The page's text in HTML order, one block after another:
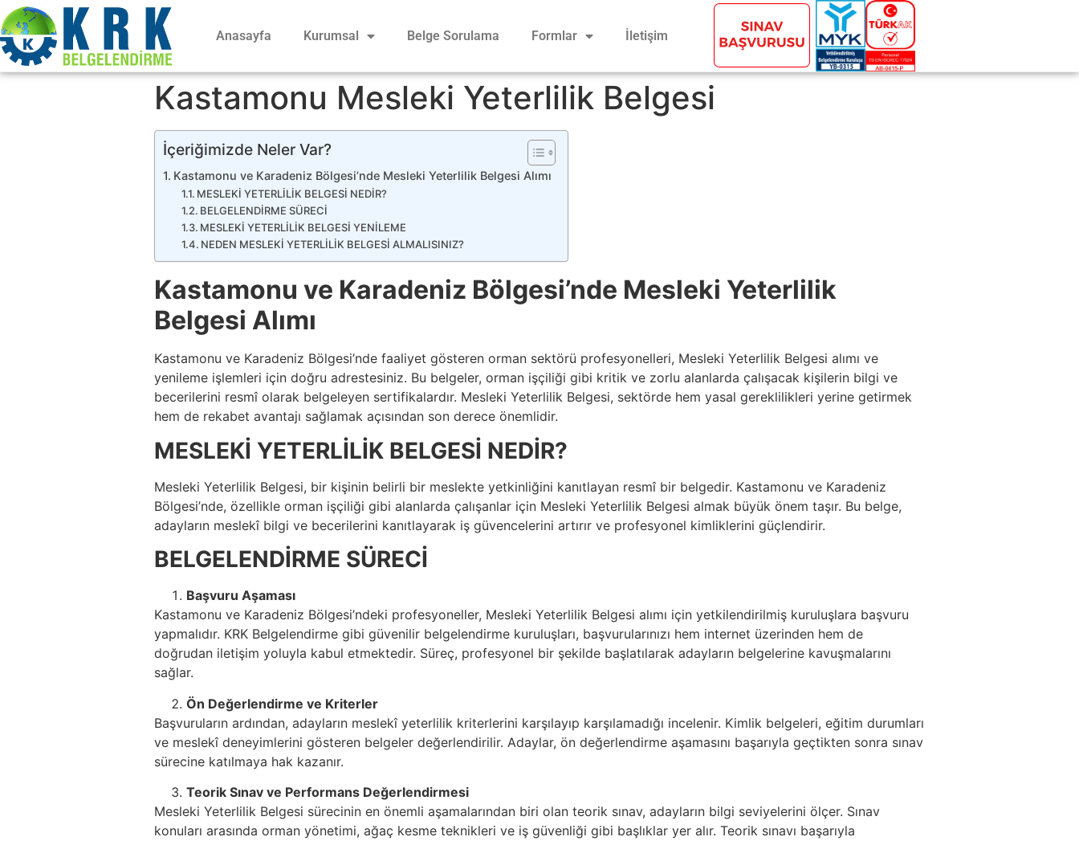
Anasayfa Kurumsal Belge Sorulama Formlar İletişim
Kastamonu Mesleki Yeterlilik Belgesi
İçeriğimizde Neler Var?
Kastamonu ve Karadeniz Bölgesi’nde Mesleki Yeterlilik Belgesi Alımı
MESLEKİ YETERLİLİK BELGESİ NEDİR?
BELGELENDİRME SÜRECİ
MESLEKİ YETERLİLİK BELGESİ YENİLEME
NEDEN MESLEKİ YETERLİLİK BELGESİ ALMALISINIZ?
Kastamonu ve Karadeniz Bölgesi’nde Mesleki Yeterlilik
Belgesi Alımı
Kastamonu ve Karadeniz Bölgesi’nde faaliyet gösteren orman sektörü profesyonelleri, Mesleki Yeterlilik Belgesi alımı ve
yenileme işlemleri için doğru adrestesiniz. Bu belgeler, orman işçiliği gibi kritik ve zorlu alanlarda çalışacak kişilerin bilgi ve
becerilerini resmî olarak belgeleyen sertifikalardır. Mesleki Yeterlilik Belgesi, sektörde hem yasal gereklilikleri yerine getirmek
hem de rekabet avantajı sağlamak açısından son derece önemlidir.
MESLEKİ YETERLİLİK BELGESİ NEDİR?
Mesleki Yeterlilik Belgesi, bir kişinin belirli bir meslekte yetkinliğini kanıtlayan resmî bir belgedir. Kastamonu ve Karadeniz
Bölgesi’nde, özellikle orman işçiliği gibi alanlarda çalışanlar için Mesleki Yeterlilik Belgesi almak büyük önem taşır. Bu belge,
adayların meslekî bilgi ve becerilerini kanıtlayarak iş güvencelerini artırır ve profesyonel kimliklerini güçlendirir.
BELGELENDİRME SÜRECİ
Başvuru Aşaması
Kastamonu ve Karadeniz Bölgesi’ndeki profesyoneller, Mesleki Yeterlilik Belgesi alımı için yetkilendirilmiş kuruluşlara başvuru
yapmalıdır. KRK Belgelendirme gibi güvenilir belgelendirme kuruluşları, başvurularınızı hem internet üzerinden hem de
doğrudan iletişim yoluyla kabul etmektedir. Süreç, profesyonel bir şekilde başlatılarak adayların belgelerine kavuşmalarını
sağlar.
Ön Değerlendirme ve Kriterler
Başvuruların ardından, adayların meslekî yeterlilik kriterlerini karşılayıp karşılamadığı incelenir. Kimlik belgeleri, eğitim durumları
ve meslekî deneyimlerini gösteren belgeler değerlendirilir. Adaylar, ön değerlendirme aşamasını başarıyla geçtikten sonra sınav
sürecine katılmaya hak kazanır.
Teorik Sınav ve Performans Değerlendirmesi
Mesleki Yeterlilik Belgesi sürecinin en önemli aşamalarından biri olan teorik sınav, adayların bilgi seviyelerini ölçer. Sınav
konuları arasında orman yönetimi, ağaç kesme teknikleri ve iş güvenliği gibi başlıklar yer alır. Teorik sınavı başarıyla